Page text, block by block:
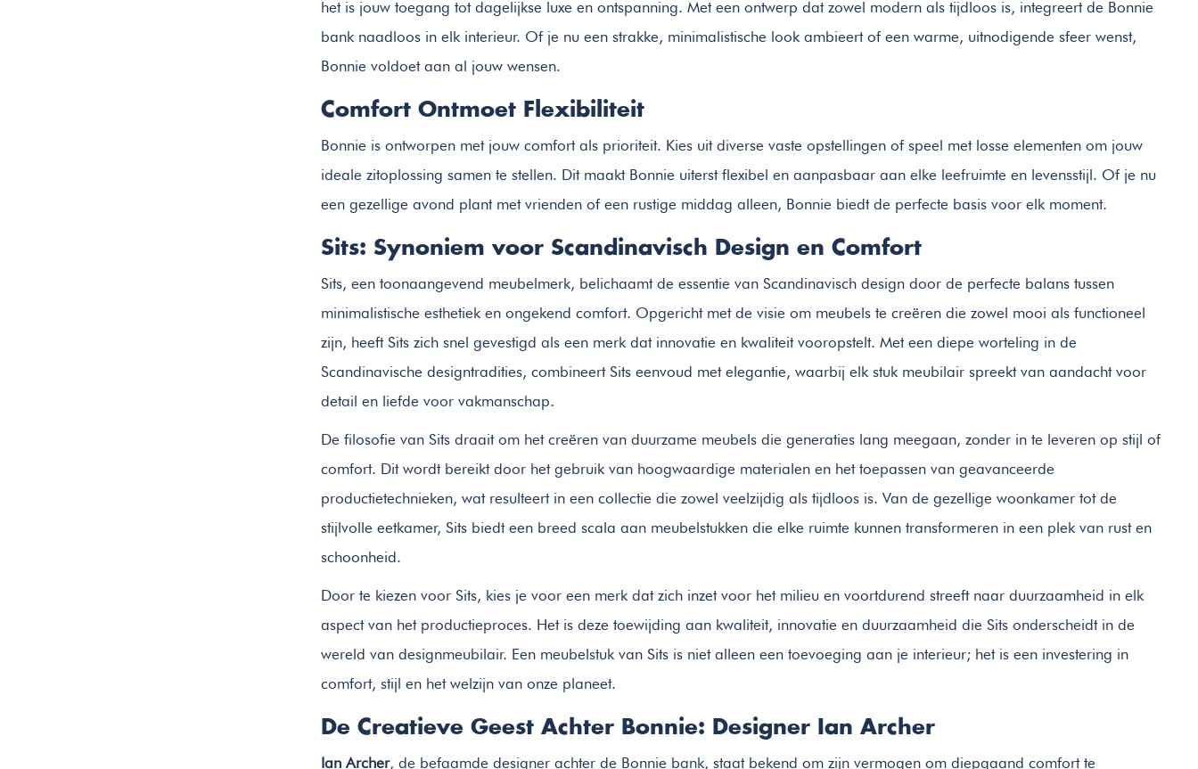
het is jouw toegang tot dagelijkse luxe en ontspanning. Met een ontwerp dat zowel modern als tijdloos is, integreert de Bonnie
bank naadloos in elk interieur. Of je nu een strakke, minimalistische look ambieert of een warme, uitnodigende sfeer wenst,
Bonnie voldoet aan al jouw wensen.
Comfort Ontmoet Flexibiliteit
Bonnie is ontworpen met jouw comfort als prioriteit. Kies uit diverse vaste opstellingen of speel met losse elementen om jouw
ideale zitoplossing samen te stellen. Dit maakt Bonnie uiterst flexibel en aanpasbaar aan elke leefruimte en levensstijl. Of je nu
een gezellige avond plant met vrienden of een rustige middag alleen, Bonnie biedt de perfecte basis voor elk moment.
Sits: Synoniem voor Scandinavisch Design en Comfort
Sits, een toonaangevend meubelmerk, belichaamt de essentie van Scandinavisch design door de perfecte balans tussen
minimalistische esthetiek en ongekend comfort. Opgericht met de visie om meubels te creëren die zowel mooi als functioneel
zijn, heeft Sits zich snel gevestigd als een merk dat innovatie en kwaliteit vooropstelt. Met een diepe worteling in de
Scandinavische designtradities, combineert Sits eenvoud met elegantie, waarbij elk stuk meubilair spreekt van aandacht voor
detail en liefde voor vakmanschap.
De filosofie van Sits draait om het creëren van duurzame meubels die generaties lang meegaan, zonder in te leveren op stijl of
comfort. Dit wordt bereikt door het gebruik van hoogwaardige materialen en het toepassen van geavanceerde
productietechnieken, wat resulteert in een collectie die zowel veelzijdig als tijdloos is. Van de gezellige woonkamer tot de
stijlvolle eetkamer, Sits biedt een breed scala aan meubelstukken die elke ruimte kunnen transformeren in een plek van rust en
schoonheid.
Door te kiezen voor Sits, kies je voor een merk dat zich inzet voor het milieu en voortdurend streeft naar duurzaamheid in elk
aspect van het productieproces. Het is deze toewijding aan kwaliteit, innovatie en duurzaamheid die Sits onderscheidt in de
wereld van designmeubilair. Een meubelstuk van Sits is niet alleen een toevoeging aan je interieur; het is een investering in
comfort, stijl en het welzijn van onze planeet.
De Creatieve Geest Achter Bonnie: Designer Ian Archer
Ian Archer, de befaamde designer achter de Bonnie bank, staat bekend om zijn vermogen om diepgaand comfort te